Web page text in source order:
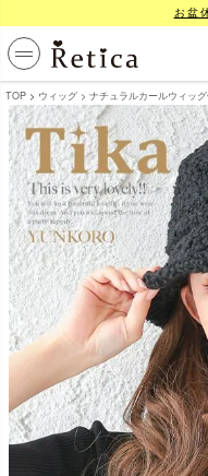
お盆
TOP ウィッグ ナチュラルカールウィッ